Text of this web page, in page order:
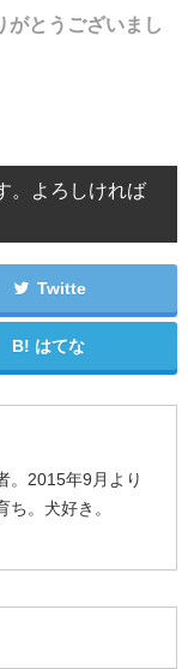
とうございまし
。よろしければ
Twitte
はてな
。2015年9月より
。犬好き。